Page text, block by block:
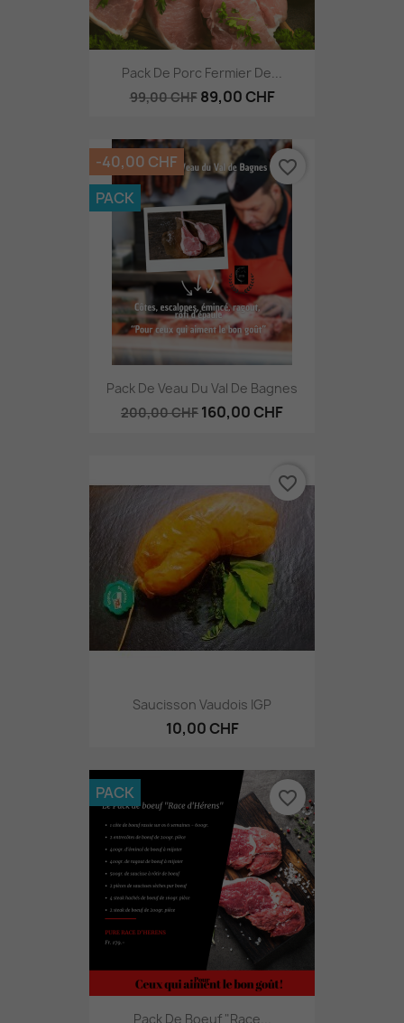
Pack De Porc Fermier De...
99,00 CHF 89,00 CHF
Pack De Veau Du Val De Bagnes
200,00 CHF 160,00 CHF
-40,00 CHF
PACK
favorite_border
Saucisson Vaudois IGP
10,00 CHF
favorite_border
Pack De Boeuf "Race...
PACK favorite_border